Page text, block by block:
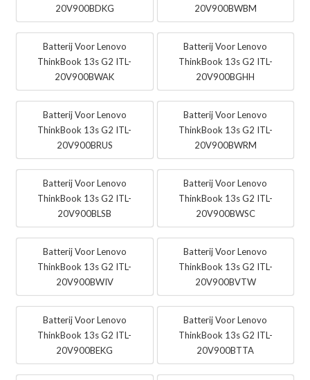
20V900BDKG
20V900BWBM
Batterij Voor Lenovo
ThinkBook 13s G2 ITL-
20V900BWAK
Batterij Voor Lenovo
ThinkBook 13s G2 ITL-
20V900BGHH
Batterij Voor Lenovo
ThinkBook 13s G2 ITL-
20V900BRUS
Batterij Voor Lenovo
ThinkBook 13s G2 ITL-
20V900BWRM
Batterij Voor Lenovo
ThinkBook 13s G2 ITL-
20V900BLSB
Batterij Voor Lenovo
ThinkBook 13s G2 ITL-
20V900BWSC
Batterij Voor Lenovo
ThinkBook 13s G2 ITL-
20V900BWIV
Batterij Voor Lenovo
ThinkBook 13s G2 ITL-
20V900BVTW
Batterij Voor Lenovo
ThinkBook 13s G2 ITL-
20V900BEKG
Batterij Voor Lenovo
ThinkBook 13s G2 ITL-
20V900BTTA